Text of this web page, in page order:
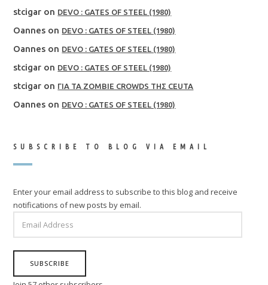
stcigar on DEVO : GATES OF STEEL (1980)
Oannes on DEVO : GATES OF STEEL (1980)
Oannes on DEVO : GATES OF STEEL (1980)
stcigar on DEVO : GATES OF STEEL (1980)
stcigar on ΓΙΑ ΤΑ ZOMBIE CROWDS ΤΗΣ CEUTA
Oannes on DEVO : GATES OF STEEL (1980)
SUBSCRIBE TO BLOG VIA EMAIL
Enter your email address to subscribe to this blog and receive
notifications of new posts by email.
ADDRESS
SUBSCRIBE